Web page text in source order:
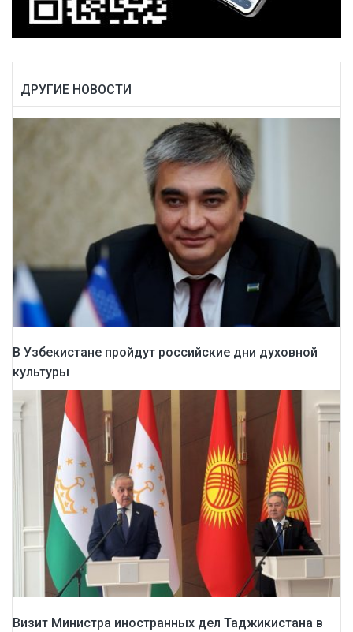
ДРУГИЕ НОВОСТИ
В Узбекистане пройдут российские дни духовной
культуры
Визит Министра иностранных дел Таджикистана в